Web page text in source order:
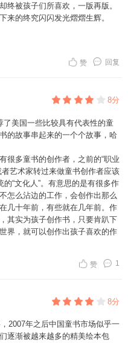
终被孩子们所喜欢，一版再版。
来的终究闪闪发光熠熠生辉。
这本书。我们可以根据安妮塔
师们需要这本书。我们在向孩子
人们也需要这本书。
回复
赞
8分
美国一些比较具有代表性的童
的故事串起来的一个个故事，哈
很多童书的创作者，之前的“职业
艺术家转过来做童书创作者应该
“文化人”。有意思的是有很多作
怎么沾边的工作，会创作出那么
几十年前，有些就在几年前。作
其实为孩子创作书，只要肯趴下
界，就可以创作出孩子喜欢的作
有爱，有童心的空灵就可以做
碍，拼写障碍，语法障碍的作家
夷所思，哈哈，貌似这样的同学
以说，高考也不是通向成功唯一
1
赞
8分
2007年之后中国童书市场似乎一
逐渐被越来越多的精美绘本包